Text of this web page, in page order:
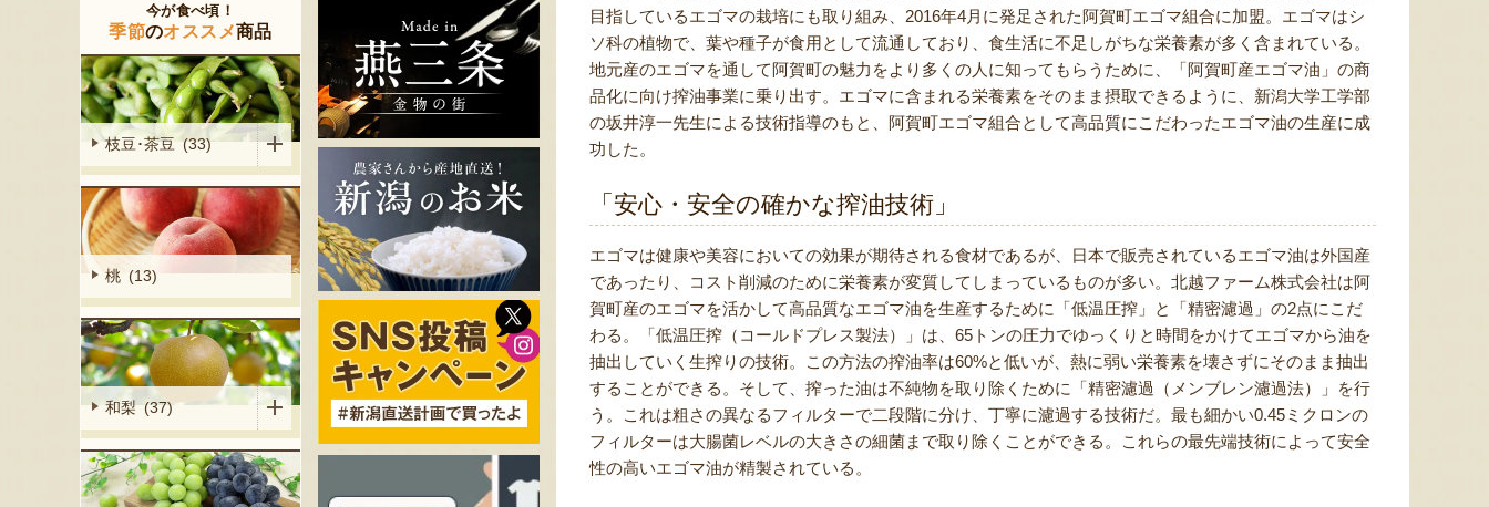
目指しているエゴマの栽培にも取り組み、2016年4月に発足された阿賀町エゴマ組合に加盟。エゴマはシ
ソ科の植物で、葉や種子が食用として流通しており、食生活に不足しがちな栄養素が多く含まれている。
地元産のエゴマを通して阿賀町の魅力をより多くの人に知ってもらうために、「阿賀町産エゴマ油」の商
品化に向け搾油事業に乗り出す。エゴマに含まれる栄養素をそのまま摂取できるように、新潟大学工学部
の坂井淳一先生による技術指導のもと、阿賀町エゴマ組合として高品質にこだわったエゴマ油の生産に成
功した。
「安心・安全の確かな搾油技術」
エゴマは健康や美容においての効果が期待される食材であるが、日本で販売されているエゴマ油は外国産
であったり、コスト削減のために栄養素が変質してしまっているものが多い。北越ファーム株式会社は阿
賀町産のエゴマを活かして高品質なエゴマ油を生産するために「低温圧搾」と「精密濾過」の2点にこだ
わる。「低温圧搾（コールドプレス製法）」は、65トンの圧力でゆっくりと時間をかけてエゴマから油を
抽出していく生搾りの技術。この方法の搾油率は60%と低いが、熱に弱い栄養素を壊さずにそのまま抽出
することができる。そして、搾った油は不純物を取り除くために「精密濾過（メンブレン濾過法）」を行
う。これは粗さの異なるフィルターで二段階に分け、丁寧に濾過する技術だ。最も細かい0.45ミクロンの
フィルターは大腸菌レベルの大きさの細菌まで取り除くことができる。これらの最先端技術によって安全
性の高いエゴマ油が精製されている。
今が食べ頃！
季節のオススメ商品
枝豆･茶豆 (33)
桃 (13)
和梨 (37)